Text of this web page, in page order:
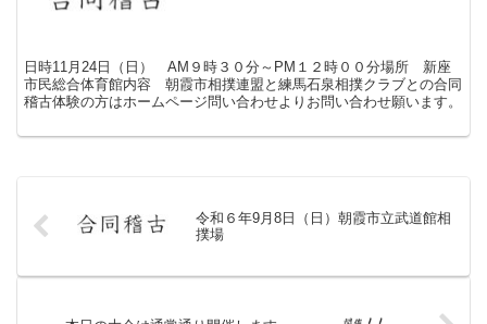
日時11月24日（日） AM９時３０分～PM１２時００分場所 新座
市民総合体育館内容 朝霞市相撲連盟と練馬石泉相撲クラブとの合同
稽古体験の方はホームページ問い合わせよりお問い合わせ願います。
令和６年9月8日（日）朝霞市立武道館相
撲場